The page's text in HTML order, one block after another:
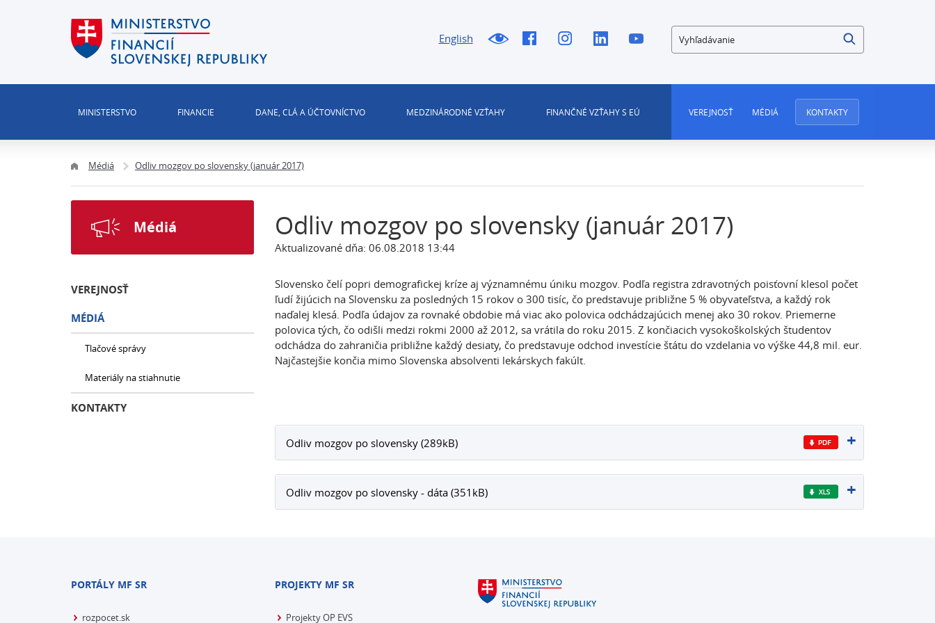
English Vyhľadávanie
MINISTERSTVO FINANCIE DANE, CLÁ A ÚČTOVNÍCTVO MEDZINÁRODNÉ VZŤAHY FINANČNÉ VZŤAHY S EÚ VEREJNOSŤ MÉDIÁ KONTAKTY
Médiá Odliv mozgov po slovensky (január 2017)
Odliv mozgov po slovensky (január 2017)
Aktualizované dňa: 06.08.2018 13:44
Slovensko čelí popri demografickej kríze aj významnému úniku mozgov. Podľa registra zdravotných poisťovní klesol počet
ľudí žijúcich na Slovensku za posledných 15 rokov o 300 tisíc, čo predstavuje približne 5 % obyvateľstva, a každý rok
naďalej klesá. Podľa údajov za rovnaké obdobie má viac ako polovica odchádzajúcich menej ako 30 rokov. Priemerne
polovica tých, čo odišli medzi rokmi 2000 až 2012, sa vrátila do roku 2015. Z končiacich vysokoškolských študentov
odchádza do zahraničia približne každý desiaty, čo predstavuje odchod investície štátu do vzdelania vo výške 44,8 mil. eur.
Najčastejšie končia mimo Slovenska absolventi lekárskych fakúlt.
Odliv mozgov po slovensky (289kB)
Odliv mozgov po slovensky - dáta (351kB)
Médiá
VEREJNOSŤ
MÉDIÁ
Tlačové správy
Materiály na stiahnutie
KONTAKTY
PORTÁLY MF SR
rozpocet.sk
PROJEKTY MF SR
Projekty OP EVS